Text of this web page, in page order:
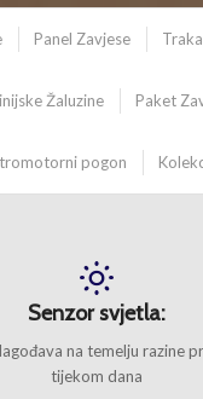
Panel Zavjese
Žaluzine Paket
pogon
Senzor svjetla:
na temelju razine
tijekom dana